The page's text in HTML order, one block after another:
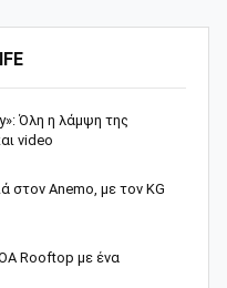
Όλη η λάμψη της
video
στον Anemo, με τον KG
Rooftop με ένα